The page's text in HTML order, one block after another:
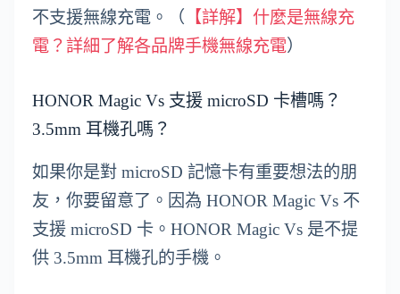
不支援無線充電。（ 【詳解】什麼是無線充
電？詳細了解各品牌手機無線充電）
HONOR Magic Vs 支援 microSD 卡槽嗎？
3.5mm 耳機孔嗎？
如果你是對 microSD 記憶卡有重要想法的朋
友，你要留意了。因為 HONOR Magic Vs 不
支援 microSD 卡。HONOR Magic Vs 是不提
供 3.5mm 耳機孔的手機。